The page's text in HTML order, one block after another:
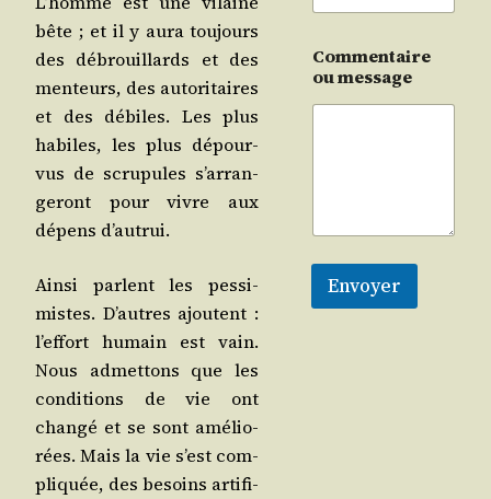
bête ; et il y aura tou­jours
des débrouillards et des
men­teurs, des auto­ri­taires
et des débiles. Les plus
habiles, les plus dépour­
vus de scru­pules s’ar­ran­
ge­ront pour vivre aux
dépens d’autrui.
Ain­si parlent les pes­si­
mistes. D’autres ajoutent :
l’ef­fort humain est vain.
Nous admet­tons que les
condi­tions de vie ont
chan­gé et se sont amé­lio­
rées. Mais la vie s’est com­
pli­quée, des besoins arti­fi­
Commentaire
ou message
Envoyer